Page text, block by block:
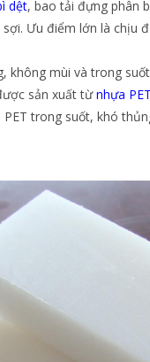
dệt, bao tải đựng phân
Ưu điểm lớn là chịu
không mùi và trong
sản xuất từnhựa PET
trong suốt, khó